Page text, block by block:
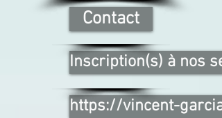
Contact
Inscription(s) à nos
https://vincent-